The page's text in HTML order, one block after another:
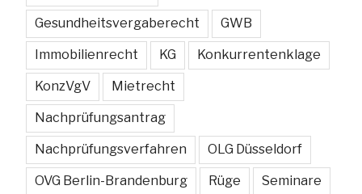
Gesundheitsvergaberecht GWB
Immobilienrecht KG Konkurrentenklage
KonzVgV Mietrecht
Nachprüfungsantrag
Nachprüfungsverfahren OLG Düsseldorf
OVG Berlin-Brandenburg Rüge Seminare